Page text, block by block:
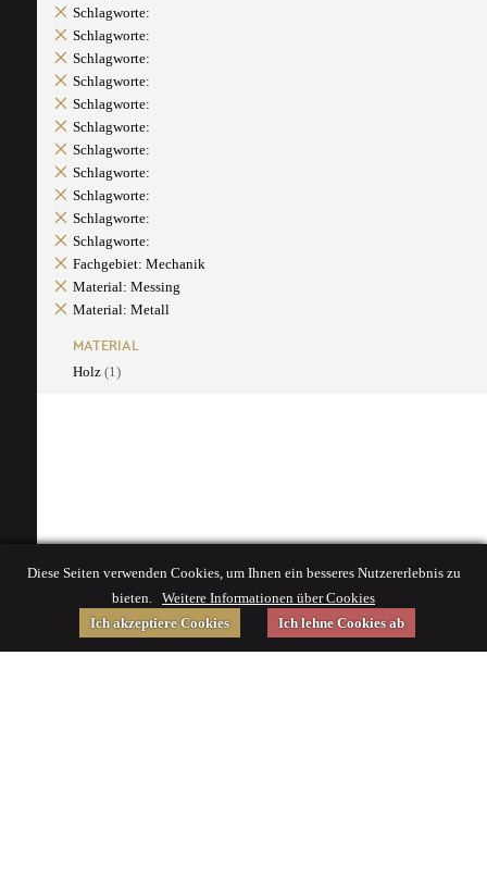
Schlagworte:
Schlagworte:
Schlagworte:
Schlagworte:
Schlagworte:
Schlagworte:
Schlagworte:
Schlagworte:
Schlagworte:
Schlagworte:
Schlagworte:
Fachgebiet: Mechanik
Material: Messing
Material: Metall
MATERIAL
Holz (1)
Diese Seiten verwenden Cookies, um Ihnen ein besseres Nutzererlebnis zu
bieten. Weitere Informationen über Cookies
Ich akzeptiere Cookies
Ich lehne Cookies ab